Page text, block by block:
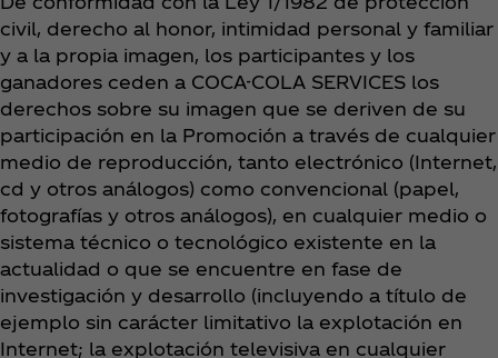
civil, derecho al honor, intimidad personal y familiar
y a la propia imagen, los participantes y los
ganadores ceden a COCA-COLA SERVICES los
derechos sobre su imagen que se deriven de su
participación en la Promoción a través de cualquier
medio de reproducción, tanto electrónico (Internet,
cd y otros análogos) como convencional (papel,
fotografías y otros análogos), en cualquier medio o
sistema técnico o tecnológico existente en la
actualidad o que se encuentre en fase de
investigación y desarrollo (incluyendo a título de
ejemplo sin carácter limitativo la explotación en
Internet; la explotación televisiva en cualquier